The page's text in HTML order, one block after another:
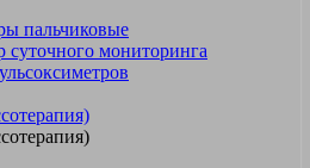
пальчиковые
суточного мониторинга